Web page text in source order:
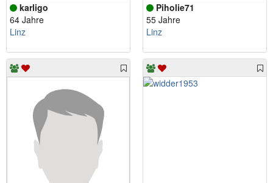
karligo
64 Jahre
Linz
Piholie71
55 Jahre
Linz